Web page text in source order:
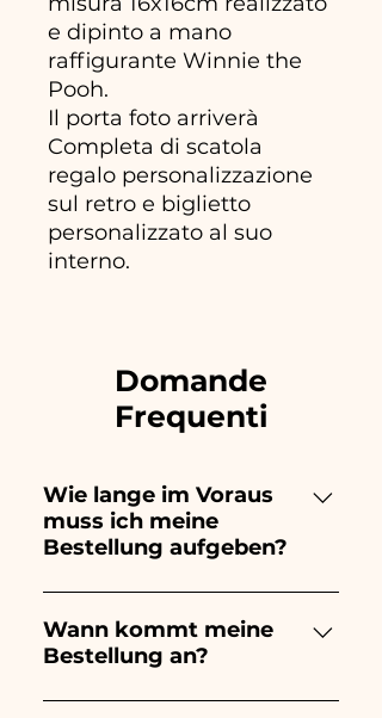
e dipinto a mano
raffigurante Winnie the
Pooh.
Il porta foto arriverà
Completa di scatola
regalo personalizzazione
sul retro e biglietto
personalizzato al suo
interno.
Domande
Frequenti
Wie lange im Voraus
muss ich meine
Bestellung aufgeben?
Ceramiche Ania kreiert und
bemalt vollständig von Hand,
daher dauert ihre Herstellung
Wann kommt meine
Bestellung an?
Der Eingang der Bestellung ist